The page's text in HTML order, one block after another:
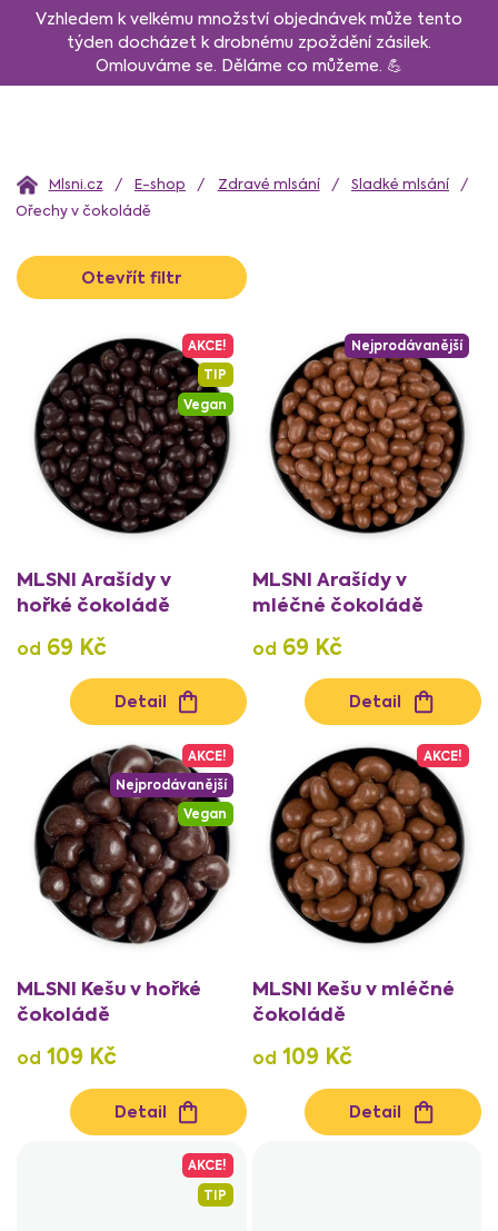
PřejítVzhledem k velkému množství objednávek může tento
týden docházet k drobnému zpoždění zásilek.
Omlouváme se. Děláme co můžeme. 💪
Domů E-shop Zdravé mlsání
Sladké mlsání
Ořechy v čokoládě
Otevřít filtr
V
ý
t
ů
AKCE!
TIP
Vegan
MLSNI Arašídy v
hořké čokoládě
od 69 Kč
Detail
Nejprodávanější
MLSNI Arašídy v
mléčné čokoládě
od 69 Kč
Detail
AKCE!
Nejprodávanější
Vegan
MLSNI Kešu v hořké
čokoládě
od 109 Kč
Detail
AKCE!
MLSNI Kešu v mléčné
čokoládě
od 109 Kč
Detail
AKCE!
TIP